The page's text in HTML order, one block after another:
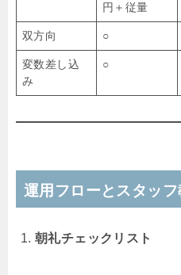
円＋従量
双方向 ○
変数差し込
み
○
運用フローとスタッフ
朝礼チェックリスト